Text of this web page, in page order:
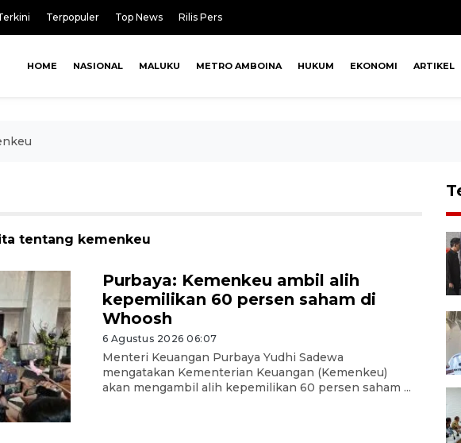
Terpopuler Top News Rilis Pers
HOME NASIONAL MALUKU METRO AMBOINA HUKUM EKONOMI ARTIKEL
tentang kemenkeu
Purbaya: Kemenkeu ambil alih
kepemilikan 60 persen saham di
Whoosh
6 Agustus 2026 06:07
Menteri Keuangan Purbaya Yudhi Sadewa
mengatakan Kementerian Keuangan (Kemenkeu)
akan mengambil alih kepemilikan 60 persen saham ...